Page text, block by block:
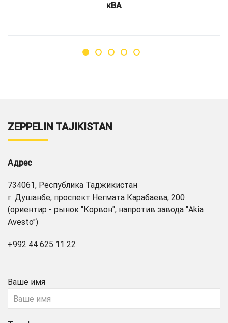
кВА
ZEPPELIN TAJIKISTAN
Адрес
734061, Республика Таджикистан
г. Душанбе, проспект Негмата Карабаева, 200
(ориентир - рынок "Корвон", напротив завода "Akia
Avesto")
+992 44 625 11 22
Ваше имя